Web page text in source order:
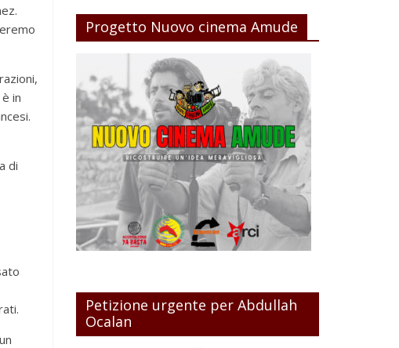
in
di
Progetto Nuovo cinema Amude
Petizione urgente per Abdullah
Ocalan